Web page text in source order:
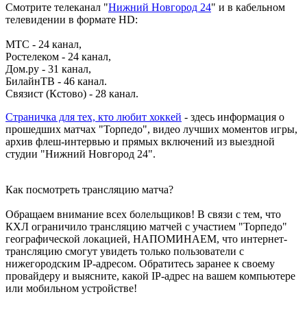
Смотрите телеканал "Нижний Новгород 24" и в кабельном
телевидении в формате HD:
МТС - 24 канал,
Ростелеком - 24 канал,
Дом.ру - 31 канал,
БилайнТВ - 46 канал.
Связист (Кстово) - 28 канал.
Страничка для тех, кто любит хоккей - здесь информация о
прошедших матчах "Торпедо", видео лучших моментов игры,
архив флеш-интервью и прямых включений из выездной
студии "Нижний Новгород 24".
Как посмотреть трансляцию матча?
Обращаем внимание всех болельщиков! В связи с тем, что
КХЛ ограничило трансляцию матчей с участием "Торпедо"
географической локацией, НАПОМИНАЕМ, что интернет-
трансляцию смогут увидеть только пользователи с
нижегородским IP-адресом. Обратитесь заранее к своему
провайдеру и выясните, какой IP-адрес на вашем компьютере
или мобильном устройстве!